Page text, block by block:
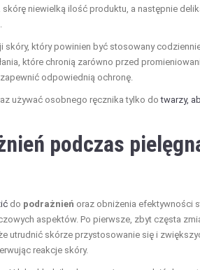
niewielką ilość produktu, a następnie
który powinien być stosowany
które chronią zarówno przed
odpowiednią ochronę.
używać osobnego ręcznika tylko dotwarzy,
podczas
do podrażnień oraz obniżenia efektywności
aspektów. Po pierwsze, zbyt częsta
utrudnić skórze przystosowanie się i
reakcje skóry.